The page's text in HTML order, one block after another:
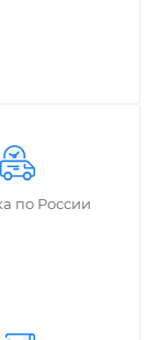
по России